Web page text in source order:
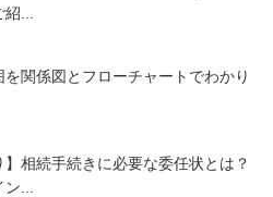
...
関係図とフローチャートでわかり
】相続手続きに必要な委任状とは？
...